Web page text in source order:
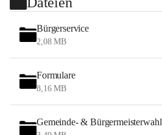
Bürgerservice
2,08 MB
Formulare
8,16 MB
Gemeinde- & Bürgermeisterwahl